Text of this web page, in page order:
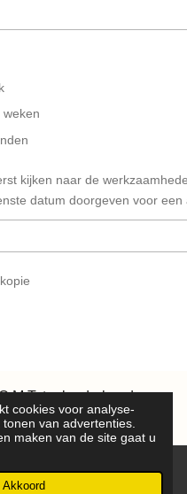
cookies voor analyse-
van advertenties.
maken van de site gaat u
Akkoord
weken
kijken naar de
datum doorgeven voor een
Telefoonnummer